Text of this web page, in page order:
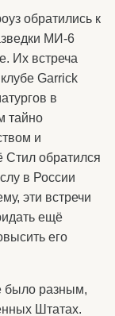
обратились к
МИ-6
Их встреча
Garrick
в
тайно
и
обратился
в России
эти встречи
ещё
его
было разным,
Штатах.